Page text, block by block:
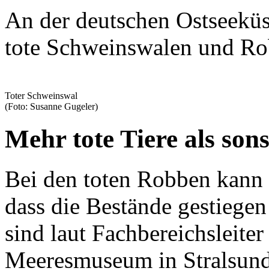
An der deutschen
tote Schweinswalen und
Toter Schweinswal
(Foto: Susanne Gugeler)
Mehr tote Tiere als
Bei den toten Robben
dass die Bestände
sind laut Fachbereichsleiter
Meeresmuseum in